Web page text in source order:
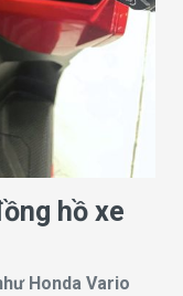
hồ xe
Honda Vario